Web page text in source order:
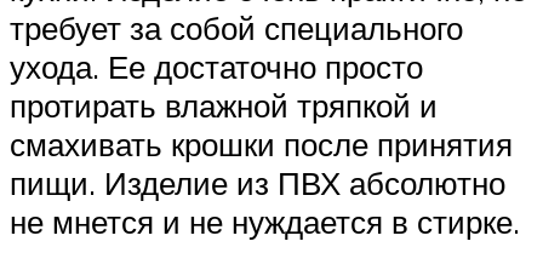
требует за собой специального
ухода. Ее достаточно просто
протирать влажной тряпкой и
смахивать крошки после принятия
пищи. Изделие из ПВХ абсолютно
не мнется и не нуждается в стирке.